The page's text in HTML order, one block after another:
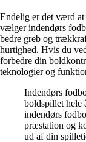
Endelig er det værd at
vælger indendørs
bedre greb og
hurtighed. Hvis du
forbedre din
teknologier og
Indendørs
boldspillet hele
indendørs
præstation og
ud af din